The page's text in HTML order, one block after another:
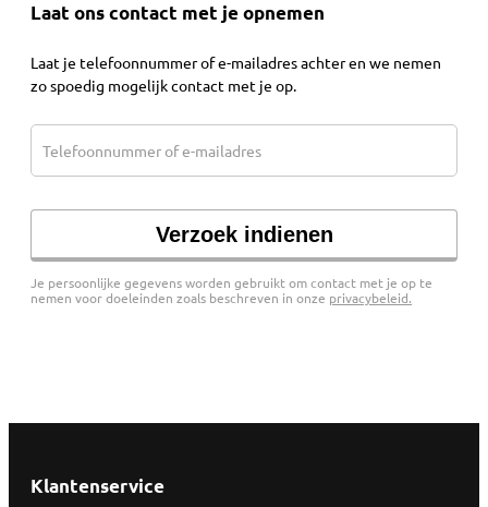
Laat ons contact met je opnemen
Laat je telefoonnummer of e-mailadres achter en we nemen
zo spoedig mogelijk contact met je op.
Telefoonnummer of e-mailadres
Je persoonlijke gegevens worden gebruikt om contact met je op te
nemen voor doeleinden zoals beschreven in onze privacybeleid.
Klantenservice